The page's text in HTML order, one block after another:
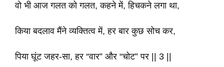
वो भी आज गलत को गलत, कहने में, हिचकने लगा था,
किया बदलाव मैंने व्यक्तित्व में, हर बार कुछ सोच कर,
पिया घूंट जहर-सा, हर “वार” और “चोट” पर || 3 ||